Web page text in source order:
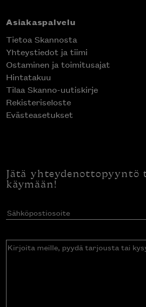
Asiakaspalvelu
Tietoa Skannosta
Yhteystiedot ja tiimi
Ostaminen ja toimitusajat
Hintatakuu
Tilaa Skanno-uutiskirje
Rekisteriseloste
Evästeasetukset
Jätä yhteydenottopyyntö
käymään!
Sähköpostiosoite(Pakollinen)
Kirjoita